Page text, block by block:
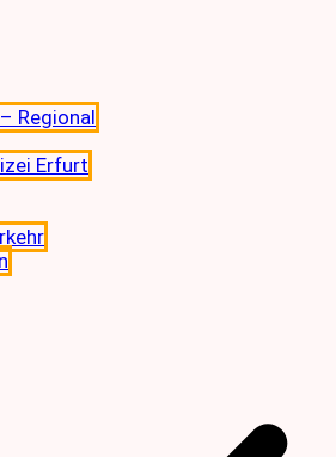
Regional
Erfurt